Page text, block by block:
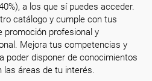
a los que sí puedes acceder.
catálogo y cumple con tus
promoción profesional y
Mejora tus competencias y
poder disponer de conocimientos
las áreas de tu interés.